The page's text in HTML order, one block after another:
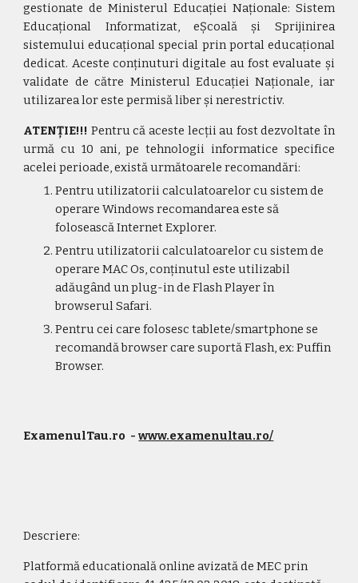
gestionate de Ministerul Educației Naționale: Sistem
Educațional Informatizat, eȘcoală și Sprijinirea
sistemului educațional special prin portal educațional
dedicat. Aceste conținuturi digitale au fost evaluate și
validate de către Ministerul Educației Naționale, iar
utilizarea lor este permisă liber și nerestrictiv.
ATENȚIE!!! Pentru că aceste lecții au fost dezvoltate în
urmă cu 10 ani, pe tehnologii informatice specifice
acelei perioade,existăurmătoarele recomandări:
Pentru utilizatorii calculatoarelor cu sistem de
operare Windows recomandarea este să
folosească Internet Explorer.
Pentru utilizatorii calculatoarelor cu sistem de
operare MAC Os, conținutul este utilizabil
adăugând un plug-in de Flash Player în
browserul Safari.
Pentru cei care folosesc tablete/smartphone se
recomandă browser care suportă Flash, ex: Puffin
Browser.
ExamenulTau.ro - www.examenultau.ro/
Descriere:
Platformă educatională online avizată de MEC prin